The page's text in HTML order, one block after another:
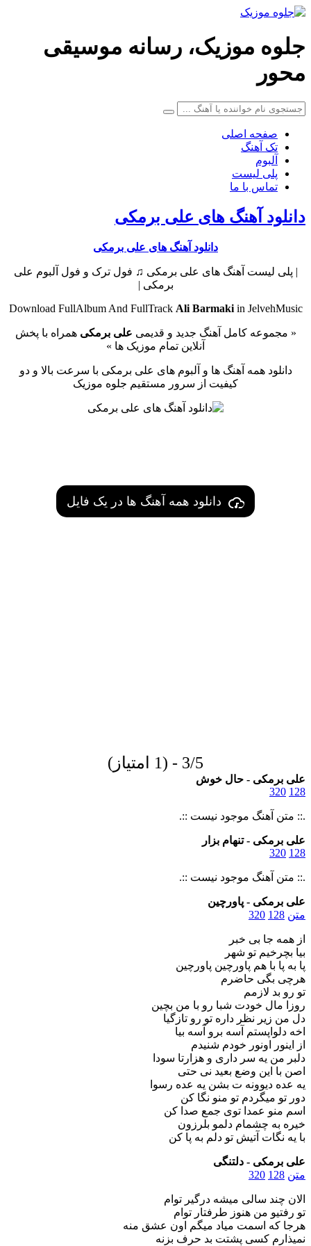
جلوه موزیک، رسانه موسیقی
محور
صفحه اصلی
تک آهنگ
آلبوم
پلی لیست
تماس با ما
دانلود آهنگ های علی برمکی
دانلود آهنگ های علی برمکی
| پلی لیست آهنگ های علی برمکی ♫ فول ترک و فول آلبوم علی
برمکی |
Download FullAlbum And FullTrack Ali Barmaki in JelvehMusic
« مجموعه کامل آهنگ جدید و قدیمی علی برمکی همراه با پخش
آنلاین تمام موزیک ها »
دانلود همه آهنگ ها و آلبوم های علی برمکی با سرعت بالا و دو
کیفیت از سرور مستقیم جلوه موزیک
دانلود همه آهنگ ها در یک فایل
3/5 - (1 امتیاز)
علی برمکی - حال خوش
128
320
.:: متن آهنگ موجود نیست ::.
علی برمکی - تنهام بزار
128
320
.:: متن آهنگ موجود نیست ::.
علی برمکی - پاورچین
متن 128
320
از همه جا بی خبر
بیا بچرخیم تو شهر
پا به پا با هم پاورچین پاورچین
هرچی بگی حاضرم
تو رو بد لازمم
روزا مال خودت شبا رو با من بچین
دل من زیر نظر داره تو رو تازگیا
اخه دلواپستم آسه برو آسه بیا
از اینور اونور خودم شنیدم
دلبر من یه سر داری و هزارتا سودا
اصن با این وضع بعید نی حتی
یه عده دیوونه ت بشن یه عده رسوا
دور تو میگردم تو منو نگا کن
اسم منو عمدا توی جمع صدا کن
خیره به چشمام دلمو بلرزون
با یه نگات آتیش تو دلم به پا کن
علی برمکی - دلتنگی
متن 128
320
الان چند سالی میشه درگیر توام
تو رفتیو من هنوز طرفتار توام
هرجا که اسمت میاد میگم اون عشق منه
نمیذارم کسی پشتت بد حرف بزنه